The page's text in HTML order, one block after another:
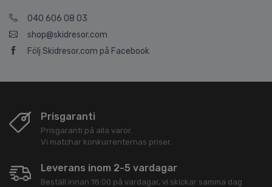
040 606 08 03
shop@skidresor.com
Följ Skidresor.com på Facebook
Prisgaranti
Prisgaranti på alla varor.
Vi matchar konkurrenternas priser.
Leverans inom 2-5 vardagar
Beställ innan 18:00 på vardagar, vi skickar samma dag